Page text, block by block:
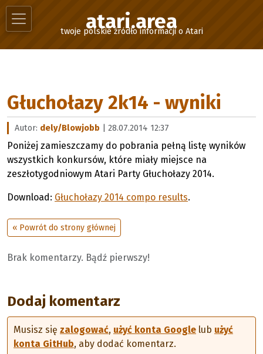
atari.area
twoje polskie źródło informacji o Atari
Głuchołazy 2k14 - wyniki
Autor: dely/Blowjobb | 28.07.2014 12:37
Poniżej zamieszczamy do pobrania pełną listę wyników
wszystkich konkursów, które miały miejsce na
zeszłotygodniowym Atari Party Głuchołazy 2014.
Download: Głuchołazy 2014 compo results.
« Powrót do strony głównej
Brak komentarzy. Bądź pierwszy!
Dodaj komentarz
Musisz się zalogować, użyć konta Google lub użyć
konta GitHub, aby dodać komentarz.